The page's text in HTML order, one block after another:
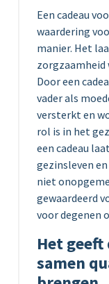
Een cadeau
waardering
manier. Het
zorgzaamheid
Door een
vader als
versterkt en
rol is in het
een cadeau
gezinsleven
niet
gewaardeerd
voor degenen
Het
samen